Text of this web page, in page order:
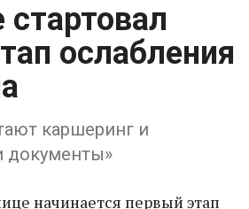
ослабления
каршеринг и
документы»
начинается первый этап